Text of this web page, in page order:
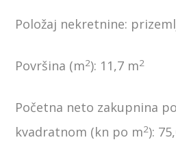
Položaj nekretnine:
Površina (m2): 11,7 m2
Početna neto zakupnina
kvadratnom (kn po m2):